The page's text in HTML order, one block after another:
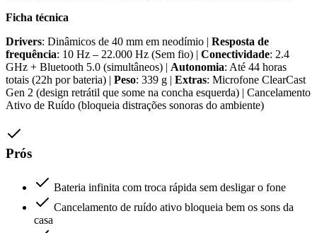
Ficha técnica
Drivers: Dinâmicos de 40 mm em neodímio | Resposta de
frequência: 10 Hz – 22.000 Hz (Sem fio) | Conectividade: 2.4
GHz + Bluetooth 5.0 (simultâneos) | Autonomia: Até 44 horas
totais (22h por bateria) | Peso: 339 g | Extras: Microfone ClearCast
Gen 2 (design retrátil que some na concha esquerda) | Cancelamento
Ativo de Ruído (bloqueia distrações sonoras do ambiente)
Prós
Bateria infinita com troca rápida sem desligar o fone
Cancelamento de ruído ativo bloqueia bem os sons da
casa